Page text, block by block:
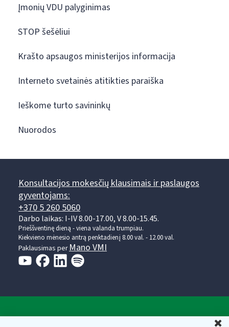
Įmonių VDU palyginimas
STOP šešėliui
Krašto apsaugos ministerijos informacija
Interneto svetainės atitikties paraiška
Ieškome turto savininkų
Nuorodos
Konsultacijos mokesčių klausimais ir paslaugos
gyventojams:
+370 5 260 5060
Darbo laikas: I-IV 8.00-17.00, V 8.00-15.45.
Prieššventinę dieną - viena valanda trumpiau.
Kiekvieno mėnesio antrą penktadienį 8.00 val. - 12.00 val.
Paklausimas per Mano VMI